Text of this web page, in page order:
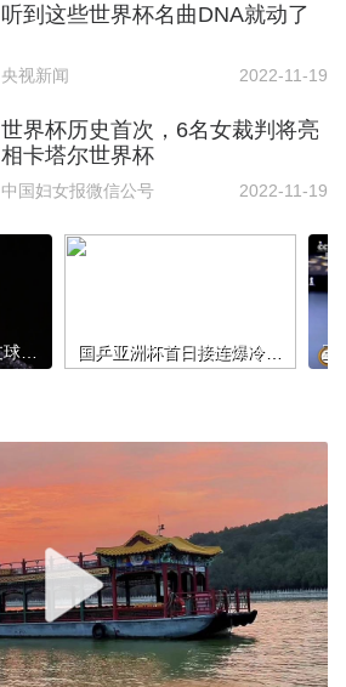
听到这些世界杯名曲DNA就动了
央视新闻 2022-11-19
世界杯历史首次，6名女裁判将亮
相卡塔尔世界杯
中国妇女报微信公号 2022-11-19
世界杯开赛在即，哪支球队身价最高？梅西C罗身价几何？ 国乒亚洲杯首日接连爆冷 两“边缘主力”出局